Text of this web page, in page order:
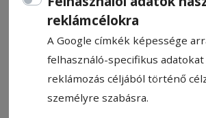
reklámcélokra
A Google címkék képessége
felhasználó-specifikus adatokat
reklámozás céljából történő
személyre szabásra.
Könyvvásáron mutatták be,
Bélával a szeretet és
összefonódásáról, a
témák jelenlétéről a
és az idő múlásának